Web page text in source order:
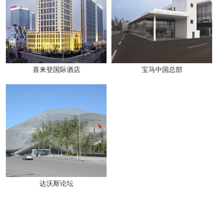
喜来登国际酒店 宝马中国总部
达沃斯论坛